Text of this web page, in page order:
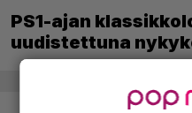
PS1-ajan
uudistettuna